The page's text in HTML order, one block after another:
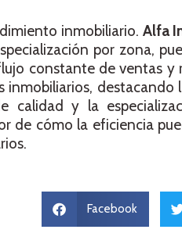
inmobiliario. Alfa
por zona,
constante de ventas y
inmobiliarios, destacando
calidad y la
de cómo la eficiencia
Facebook